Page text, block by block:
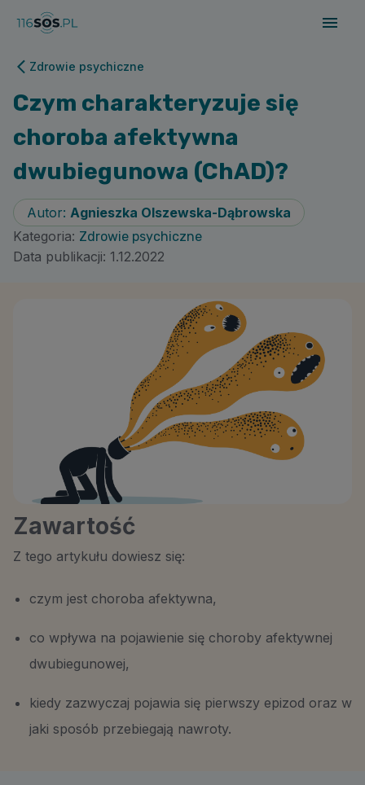
Zdrowie psychiczne
Czym charakteryzuje się
choroba afektywna
dwubiegunowa (ChAD)?
Autor: Agnieszka Olszewska-Dąbrowska
Kategoria: Zdrowie psychiczne
Data publikacji: 1.12.2022
Zawartość
Z tego artykułu dowiesz się:
czym jest choroba afektywna,
co wpływa na pojawienie się choroby afektywnej
dwubiegunowej,
kiedy zazwyczaj pojawia się pierwszy epizod oraz w
jaki sposób przebiegają nawroty.